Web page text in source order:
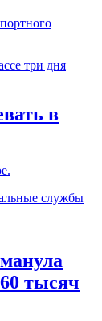
в
тысяч